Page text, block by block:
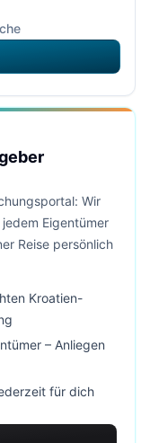
Wir
Eigentümer
Reise persönlich
Kroatien-
– Anliegen
für dich